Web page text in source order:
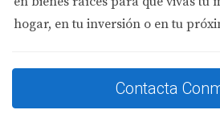
Doral ha experimentado un
los últimos años, lo que ha llevado
las tendencias actuales del
propiedades vendidas
hogar, en tu inversión o en tu
Contacta